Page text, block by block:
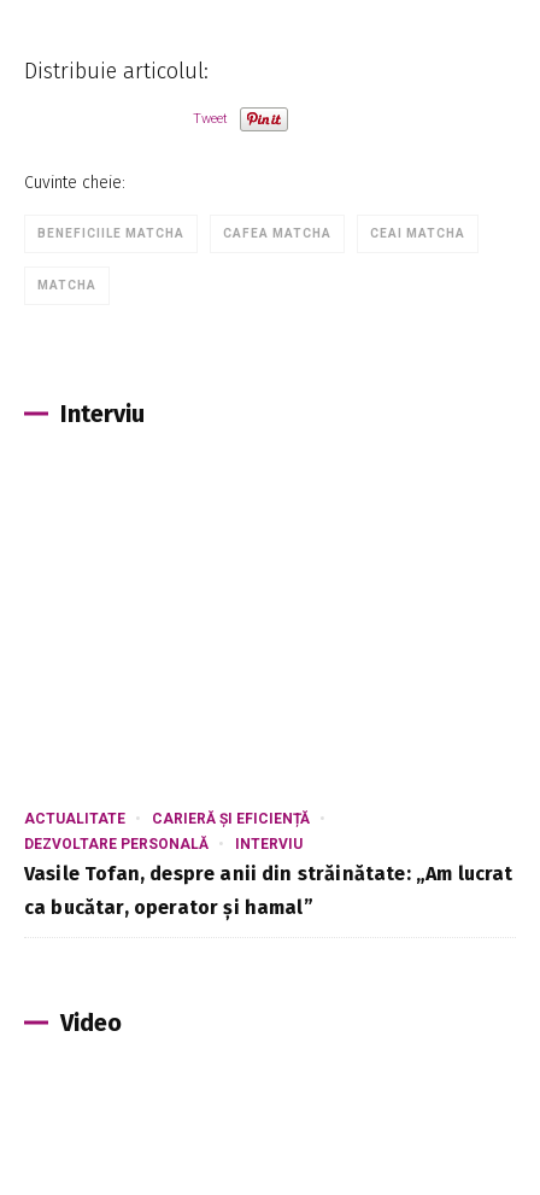
Distribuie articolul:
Tweet
Cuvinte cheie:
BENEFICIILE MATCHA CAFEA MATCHA CEAI MATCHA
MATCHA
Interviu
ACTUALITATE
CARIERĂ ȘI EFICIENȚĂ
DEZVOLTARE PERSONALĂ
INTERVIU
Vasile Tofan, despre anii din străinătate: „Am lucrat
ca bucătar, operator și hamal”
Video